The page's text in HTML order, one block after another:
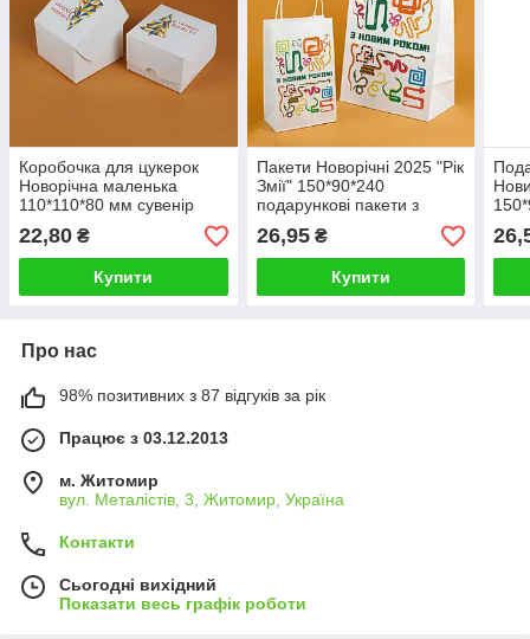
Коробочка для цукерок
Новорічна маленька
110*110*80 мм сувенір
коробка "З Новим роком"
22,80 ₴
Купити
Пакети Новорічні 2025 "Рік
Змії" 150*90*240
подарункові пакети з
символікою на Новий рік
26,95₴
Купити
Про нас
98% позитивних з 87 відгуків за рік
Працює з 03.12.2013
м. Житомир
вул. Металістів, 3, Житомир, Україна
Контакти
Сьогодні вихідний
Показати весь графік роботи